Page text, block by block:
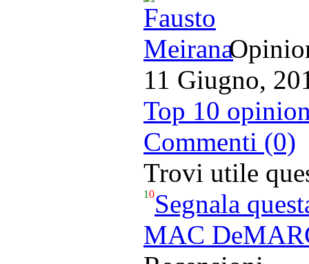
11 Giugno,
Top 10
Commenti (0)
Trovi utile
10Segnala
MAC